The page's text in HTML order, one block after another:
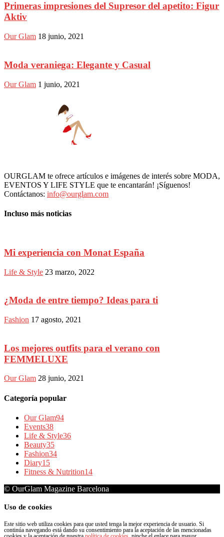
Primeras impresiones del Supresor del apetito: Figur
Aktiv
Our Glam 18 junio, 2021
Moda veraniega: Elegante y Casual
Our Glam 1 junio, 2021
OURGLAM te ofrece artículos e imágenes de interés sobre MODA,
EVENTOS Y LIFE STYLE que te encantarán! ¡Síguenos!
Contáctanos: info@ourglam.com
Incluso más noticias
Mi experiencia con Monat España
Life & Style 23 marzo, 2022
¿Moda de entre tiempo? Ideas para ti
Fashion 17 agosto, 2021
Los mejores outfits para el verano con
FEMMELUXE
Our Glam 28 junio, 2021
Categoría popular
Our Glam94
Events38
Life & Style36
Beauty35
Fashion34
Diary15
Fitness & Nutrition14
© OurGlam Magazine Barcelona
Uso de cookies
Este sitio web utiliza cookies para que usted tenga la mejor experiencia de usuario. Si
continúa navegando está dando su consentimiento para la aceptación de las mencionadas